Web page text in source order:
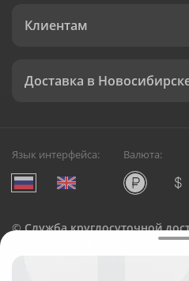
Клиентам
Доставка в
Язык интерфейса: Валюта:
©Служба круглосуточной
Русский Букет, 2026